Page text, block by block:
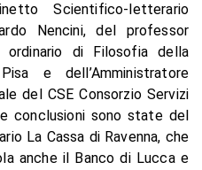
Scientifico-letterario
Nencini, del professor
ordinario di Filosofia della
e dell’Amministratore
del CSE Consorzio Servizi
conclusioni sono state del
La Cassa di Ravenna, che
anche il Banco di Lucca e